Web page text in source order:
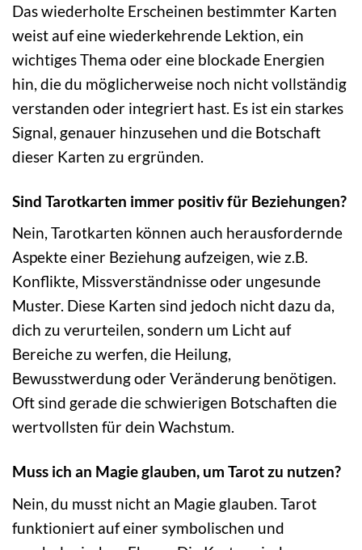
Das wiederholte Erscheinen bestimmter Karten
weist auf eine wiederkehrende Lektion, ein
wichtiges Thema oder eine blockade Energien
hin, die du möglicherweise noch nicht vollständig
verstanden oder integriert hast. Es ist ein starkes
Signal, genauer hinzusehen und die Botschaft
dieser Karten zu ergründen.
Sind Tarotkarten immer positiv für Beziehungen?
Nein, Tarotkarten können auch herausfordernde
Aspekte einer Beziehung aufzeigen, wie z.B.
Konflikte, Missverständnisse oder ungesunde
Muster. Diese Karten sind jedoch nicht dazu da,
dich zu verurteilen, sondern um Licht auf
Bereiche zu werfen, die Heilung,
Bewusstwerdung oder Veränderung benötigen.
Oft sind gerade die schwierigen Botschaften die
wertvollsten für dein Wachstum.
Muss ich an Magie glauben, um Tarot zu nutzen?
Nein, du musst nicht an Magie glauben. Tarot
funktioniert auf einer symbolischen und